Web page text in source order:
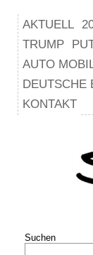
AKTUELL
TRUMP
AUTO
DEUTSCHE
KONTAKT
Suchen